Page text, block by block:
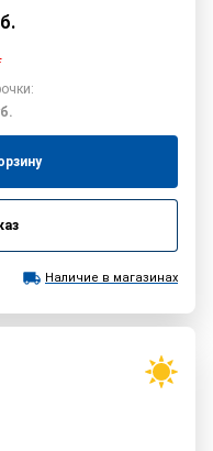
Наличие в магазинах